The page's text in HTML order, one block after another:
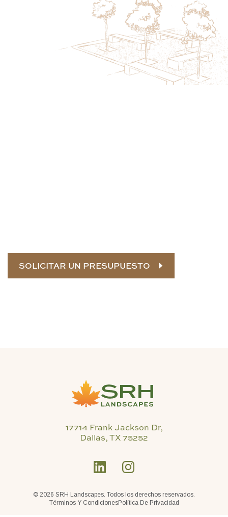
SOLICITAR UN PRESUPUESTO
17714 Frank Jackson Dr,
Dallas, TX 75252
© 2026 SRH Landscapes. Todos los derechos reservados.
Términos Y CondicionesPolítica De Privacidad